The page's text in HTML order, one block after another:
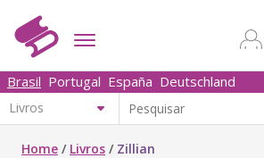
Brasil Portugal España Deutschland
Home / Livros / Zillian